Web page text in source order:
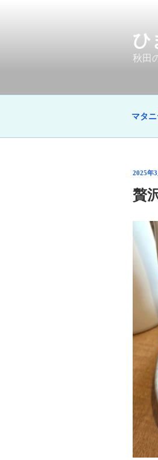
ス
プ
ひ
秋田
マタ
投
日:
2025年
贅